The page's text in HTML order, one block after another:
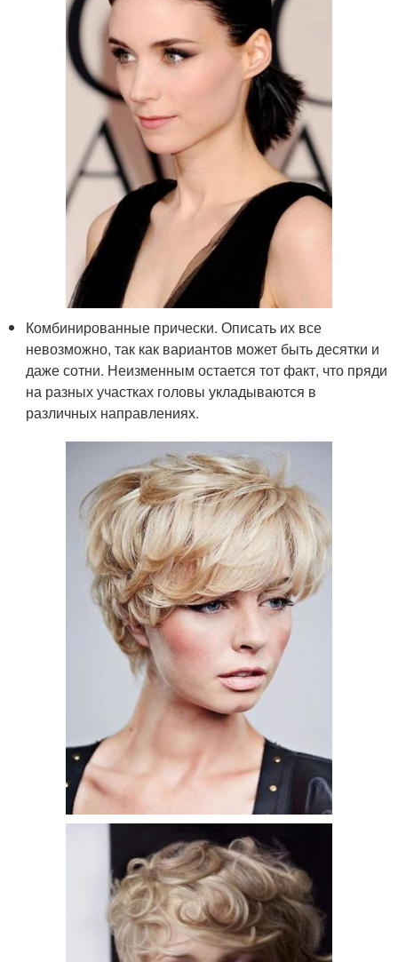
Комбинированные прически. Описать их все
невозможно, так как вариантов может быть десятки и
даже сотни. Неизменным остается тот факт, что пряди
на разных участках головы укладываются в
различных направлениях.